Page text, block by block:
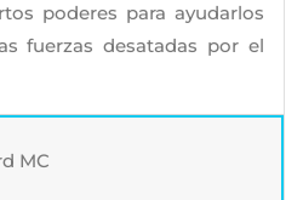
poderes para ayudarlos
fuerzas desatadas por el
MC